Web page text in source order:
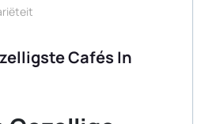
Cafés In